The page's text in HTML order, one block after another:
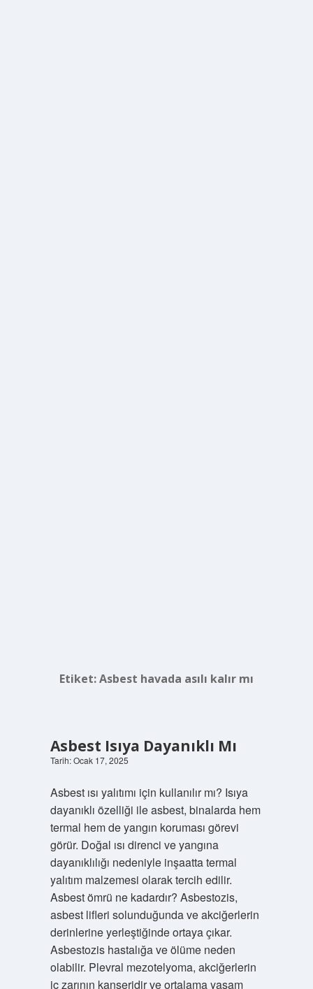
Etiket:Asbest havada asılı kalır mı
Asbest Isıya Dayanıklı Mı
Tarih: Ocak 17, 2025
Asbest ısı yalıtımı için kullanılır mı? Isıya
dayanıklı özelliği ile asbest, binalarda hem
termal hem de yangın koruması görevi
görür. Doğal ısı direnci ve yangına
dayanıklılığı nedeniyle inşaatta termal
yalıtım malzemesi olarak tercih edilir.
Asbest ömrü ne kadardır? Asbestozis,
asbest lifleri solunduğunda ve akciğerlerin
derinlerine yerleştiğinde ortaya çıkar.
Asbestozis hastalığa ve ölüme neden
olabilir. Plevral mezotelyoma, akciğerlerin
iç zarının kanseridir ve ortalama yaşam